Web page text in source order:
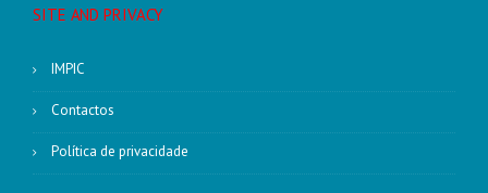
SITE AND PRIVACY
IMPIC
Contactos
Política de privacidade